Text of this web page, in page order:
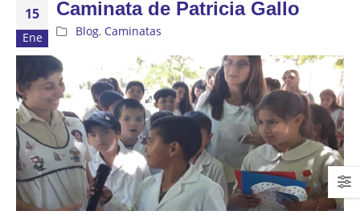
15
Ene
Caminata de Patricia Gallo
Blog, Caminatas